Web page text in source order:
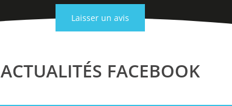
Laisser un avis
ACTUALITÉS FACEBOOK